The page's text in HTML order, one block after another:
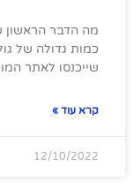
מה הדבר
כמות גדולה של
שייכנסו לאתר
קרא עוד »
12/10/2022